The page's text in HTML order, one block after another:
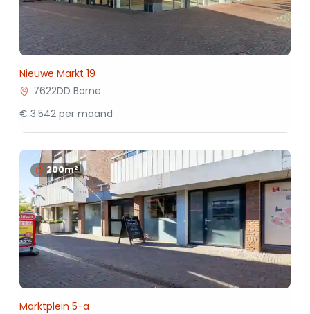
Nieuwe Markt 19
7622DD Borne
€ 3.542 per maand
200m²
Marktplein 5-a